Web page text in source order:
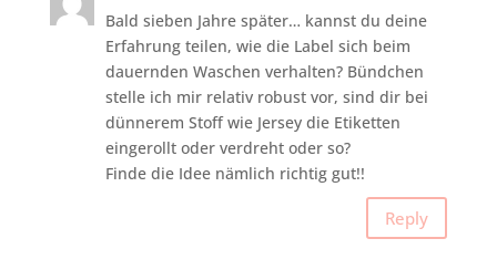
Bald sieben Jahre später… kannst du deine
Erfahrung teilen, wie die Label sich beim
dauernden Waschen verhalten? Bündchen
stelle ich mir relativ robust vor, sind dir bei
dünnerem Stoff wie Jersey die Etiketten
eingerollt oder verdreht oder so?
Finde die Idee nämlich richtig gut!!
Reply